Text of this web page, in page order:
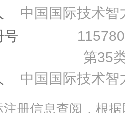
中国国际技术智
号
第35
中国国际技术智
册信息查阅，根